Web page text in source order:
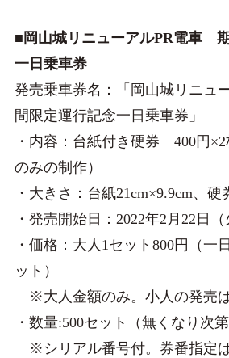
■岡山城リニューアルPR電車
一日乗車券
発売乗車券名：「岡山城リニュ
間限定運行記念一日乗車券」
・内容：台紙付き硬券 400円
のみの制作）
・大きさ：台紙21cm×9.9cm、硬
・発売開始日：2022年2月22日（
・価格：大人1セット800円（一
ット）
※大人金額のみ。小人の発売は
・数量:500セット（無くなり次第
※シリアル番号付。券番指定